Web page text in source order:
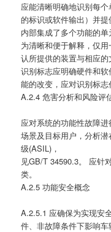
应能清晰明确地识别每
的标识或软件输出）并提
内部集成了多个功能的
为清晰和便于解释，仅
认所提供的装置与相应的
识别标志应明确硬件和
能的改变，应对识别标志
A.2.4 危害分析和风险评
应对系统的功能性故障
场景及目标用户，分析
级(ASIL)，
见GB/T 34590.3。 应针
类。
A.2.5 功能安全概念
A.2.5.1 应确保为实现安
件、非故障条件下影响